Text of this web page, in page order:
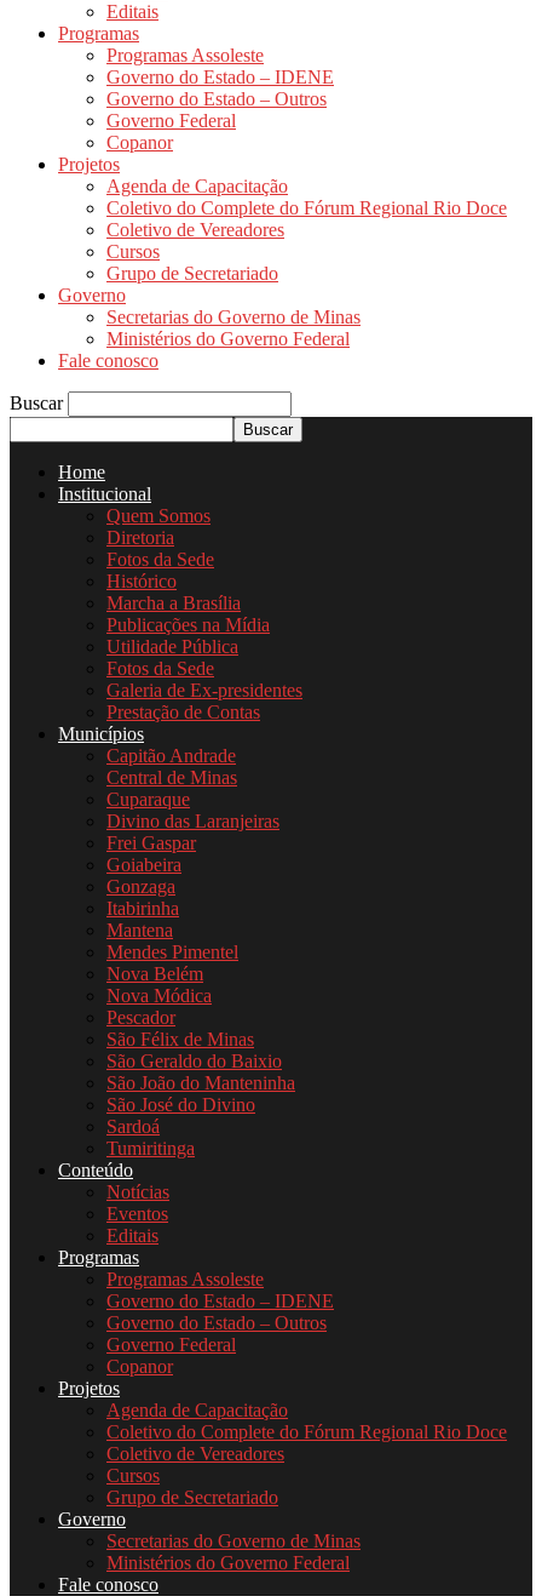
Editais
Programas
Programas Assoleste
Governo do Estado – IDENE
Governo do Estado – Outros
Governo Federal
Copanor
Projetos
Agenda de Capacitação
Coletivo do Complete do Fórum Regional Rio Doce
Coletivo de Vereadores
Cursos
Grupo de Secretariado
Governo
Secretarias do Governo de Minas
Ministérios do Governo Federal
Fale conosco
Buscar
Home
Institucional
Quem Somos
Diretoria
Fotos da Sede
Histórico
Marcha a Brasília
Publicações na Mídia
Utilidade Pública
Fotos da Sede
Galeria de Ex-presidentes
Prestação de Contas
Municípios
Capitão Andrade
Central de Minas
Cuparaque
Divino das Laranjeiras
Frei Gaspar
Goiabeira
Gonzaga
Itabirinha
Mantena
Mendes Pimentel
Nova Belém
Nova Módica
Pescador
São Félix de Minas
São Geraldo do Baixio
São João do Manteninha
São José do Divino
Sardoá
Tumiritinga
Conteúdo
Notícias
Eventos
Editais
Programas
Programas Assoleste
Governo do Estado – IDENE
Governo do Estado – Outros
Governo Federal
Copanor
Projetos
Agenda de Capacitação
Coletivo do Complete do Fórum Regional Rio Doce
Coletivo de Vereadores
Cursos
Grupo de Secretariado
Governo
Secretarias do Governo de Minas
Ministérios do Governo Federal
Fale conosco